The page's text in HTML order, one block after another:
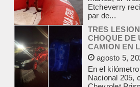
TRES
CHOQUE DE
CAMION EN
agosto 5,
En el kilómetro
Nacional 205,
Chevrolet
y un camión